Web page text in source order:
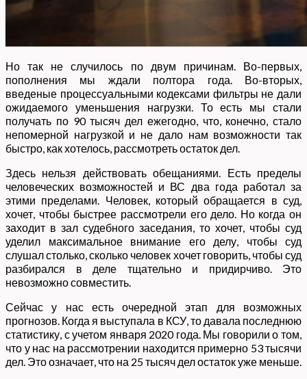
Но так не случилось по двум причинам. Во-первых,
пополнения мы ждали полтора года. Во-вторых,
введеные процессуальными кодексами фильтры не дали
ожидаемого уменьшения нагрузки. То есть мы стали
получать по 90 тысяч дел ежегодно, что, конечно, стало
непомерной нагрузкой и не дало нам возможности так
быстро, как хотелось, рассмотреть остаток дел.
Здесь нельзя действовать обещаниями. Есть пределы
человеческих возможностей и ВС два года работал за
этими пределами. Человек, который обращается в суд,
хочет, чтобы быстрее рассмотрели его дело. Но когда он
заходит в зал судебного заседания, то хочет, чтобы суд
уделил максимальное внимание его делу, чтобы суд
слушал столько, сколько человек хочет говорить, чтобы суд
разбирался в деле тщательно и придирчиво. Это
невозможно совместить.
Сейчас у нас есть очередной этап для возможных
прогнозов. Когда я выступала в КСУ, то давала последнюю
статистику, с учетом января 2020 года. Мы говорили о том,
что у нас на рассмотрении находится примерно 53 тысячи
дел. Это означает, что на 25 тысяч дел остаток уже меньше.